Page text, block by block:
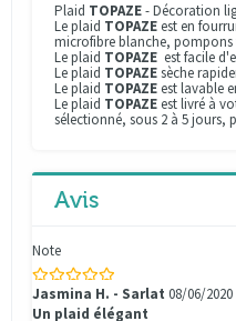
Plaid TOPAZE- Décoration
Le plaid TOPAZE est en
microfibre blanche, pompons
Le plaid TOPAZE est facile
Leplaid TOPAZEsèche
Le plaid TOPAZE est lavable
Le plaid TOPAZE est livré à
sélectionné, sous 2 à 5 jours,
Avis
Note
Jasmina H. - Sarlat 08/06/2020
Un plaid élégant